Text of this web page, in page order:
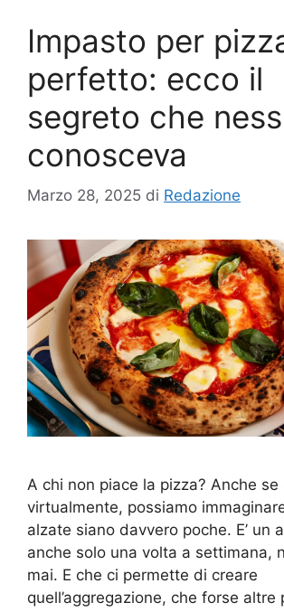
Impasto per
perfetto: ecco il
segreto che
conosceva
Marzo 28, 2025 di Redazione
A chi non piace la pizza? Anche se
virtualmente, possiamo
alzate siano davvero poche. E’ un
anche solo una volta a settimana,
mai. E che ci permette di creare
quell’aggregazione, che forse altre